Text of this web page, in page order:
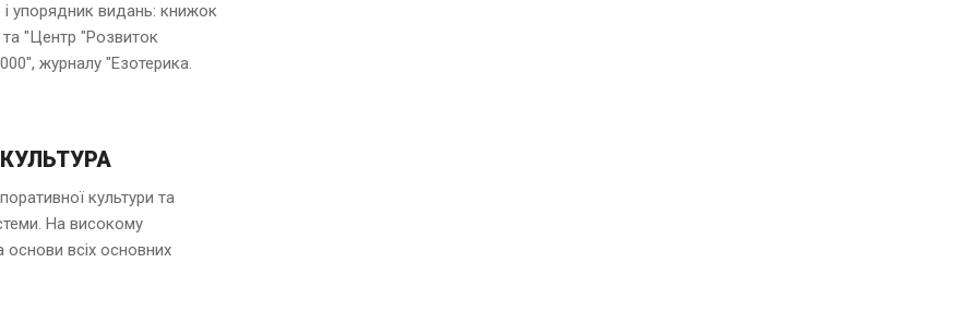
і упорядник видань: книжок
та "Центр "Розвиток
журналу "Езотерика.
культури та
На високому
основи всіх основних